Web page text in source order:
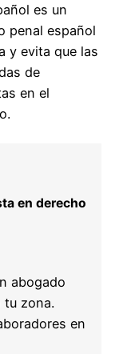
es un
penal español
y evita que las
de
en el
en derecho
abogado
tu zona.
en